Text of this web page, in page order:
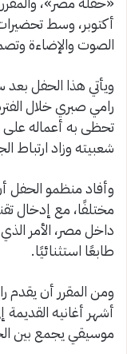
أكتوبر، وسط
الصوت والإضاءة
ويأتي هذا الحفل
رامي صبري خلال
تحظى به أعماله على
شعبيته وزاد ارتباط
وأفاد منظمو
مختلفًا، مع إدخال
داخل مصر، الأمر
طابعًا استثنائيًا.
ومن المقرر أن يقدم
أشهر أغانيه
موسيقي يجمع بين